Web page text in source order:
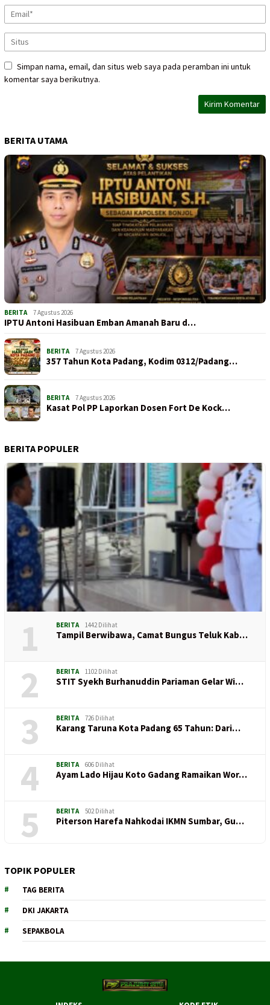
Simpan nama, email, dan situs web saya pada peramban ini untuk
komentar saya berikutnya.
BERITA UTAMA
BERITA 7 Agustus 2026
IPTU Antoni Hasibuan Emban Amanah Baru d…
BERITA 7 Agustus 2026
357 Tahun Kota Padang, Kodim 0312/Padang…
BERITA 7 Agustus 2026
Kasat Pol PP Laporkan Dosen Fort De Kock…
BERITA POPULER
1 BERITA 1442 Dilihat
Tampil Berwibawa, Camat Bungus Teluk Kab…
2 BERITA 1102 Dilihat
STIT Syekh Burhanuddin Pariaman Gelar Wi…
3 BERITA 726 Dilihat
Karang Taruna Kota Padang 65 Tahun: Dari…
4 BERITA 606 Dilihat
Ayam Lado Hijau Koto Gadang Ramaikan Wor…
5 BERITA 502 Dilihat
Piterson Harefa Nahkodai IKMN Sumbar, Gu…
TOPIK POPULER
TAG BERITA
DKI JAKARTA
SEPAKBOLA